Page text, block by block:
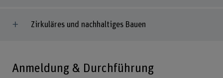
Zirkuläres und nachhaltiges Bauen
Anmeldung & Durchführung